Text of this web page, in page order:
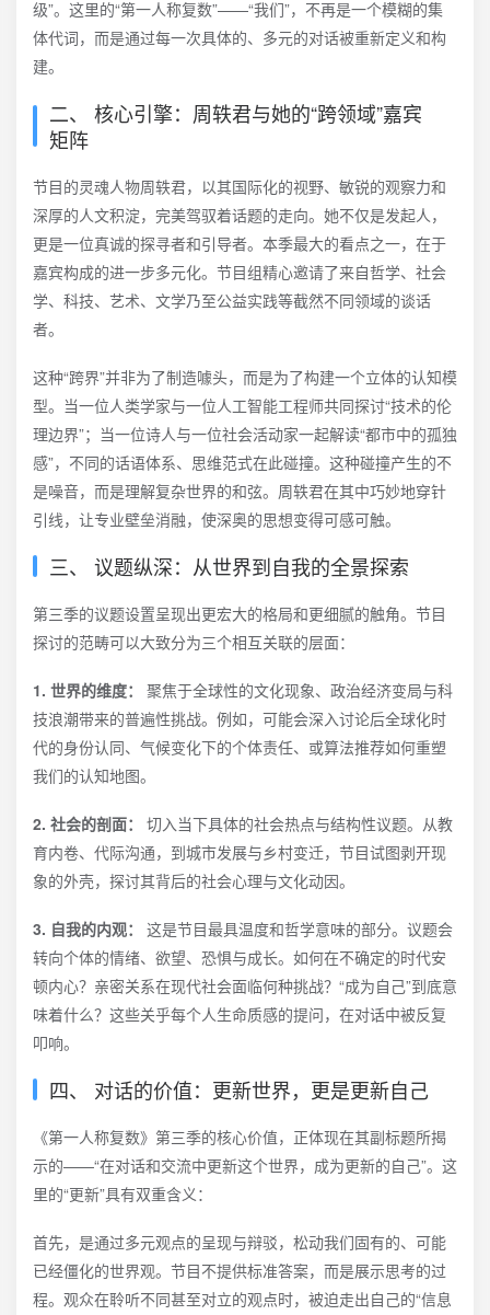
级”。这里的“第一人称复数”——“我们”，不再是一个模糊的集
体代词，而是通过每一次具体的、多元的对话被重新定义和构
建。
二、 核心引擎：周轶君与她的“跨领域”嘉宾
矩阵
节目的灵魂人物周轶君，以其国际化的视野、敏锐的观察力和
深厚的人文积淀，完美驾驭着话题的走向。她不仅是发起人，
更是一位真诚的探寻者和引导者。本季最大的看点之一，在于
嘉宾构成的进一步多元化。节目组精心邀请了来自哲学、社会
学、科技、艺术、文学乃至公益实践等截然不同领域的谈话
者。
这种“跨界”并非为了制造噱头，而是为了构建一个立体的认知模
型。当一位人类学家与一位人工智能工程师共同探讨“技术的伦
理边界”；当一位诗人与一位社会活动家一起解读“都市中的孤独
感”，不同的话语体系、思维范式在此碰撞。这种碰撞产生的不
是噪音，而是理解复杂世界的和弦。周轶君在其中巧妙地穿针
引线，让专业壁垒消融，使深奥的思想变得可感可触。
三、 议题纵深：从世界到自我的全景探索
第三季的议题设置呈现出更宏大的格局和更细腻的触角。节目
探讨的范畴可以大致分为三个相互关联的层面：
1. 世界的维度：
聚焦于全球性的文化现象、政治经济变局与科
技浪潮带来的普遍性挑战。例如，可能会深入讨论后全球化时
代的身份认同、气候变化下的个体责任、或算法推荐如何重塑
我们的认知地图。
2. 社会的剖面：
切入当下具体的社会热点与结构性议题。从教
育内卷、代际沟通，到城市发展与乡村变迁，节目试图剥开现
象的外壳，探讨其背后的社会心理与文化动因。
3. 自我的内观：
这是节目最具温度和哲学意味的部分。议题会
转向个体的情绪、欲望、恐惧与成长。如何在不确定的时代安
顿内心？亲密关系在现代社会面临何种挑战？“成为自己”到底意
味着什么？这些关乎每个人生命质感的提问，在对话中被反复
叩响。
四、 对话的价值：更新世界，更是更新自己
《第一人称复数》第三季的核心价值，正体现在其副标题所揭
示的——“在对话和交流中更新这个世界，成为更新的自己”。这
里的“更新”具有双重含义：
首先，是通过多元观点的呈现与辩驳，松动我们固有的、可能
已经僵化的世界观。节目不提供标准答案，而是展示思考的过
程。观众在聆听不同甚至对立的观点时，被迫走出自己的“信息